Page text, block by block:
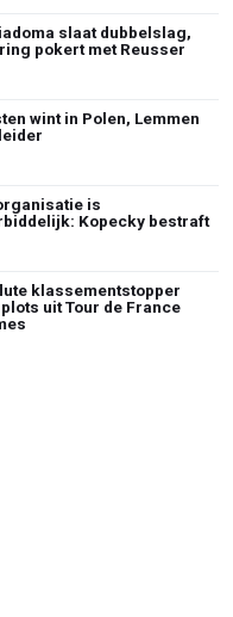
slaat dubbelslag,
pokert met Reusser
wint in Polen, Lemmen
is
Kopecky bestraft
klassementstopper
uit Tour de France